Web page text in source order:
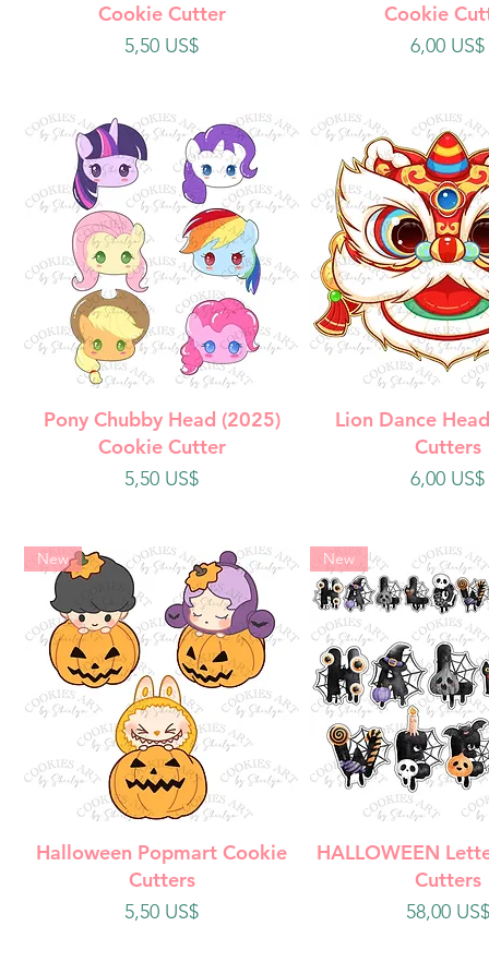
Cookie Cutter
Precio
5,50 US$
Cookie
Precio
6,00 US$
Vista rápida
Pony Chubby Head (2025)
Cookie Cutter
Precio
5,50 US$
Vista
Lion Dance
Cutters
Precio
6,00 US$
Vista rápida
New
Halloween Popmart Cookie
Cutters
Precio
5,50 US$
Vista
New
HALLOWEEN
Cutters
Precio
58,00 US$